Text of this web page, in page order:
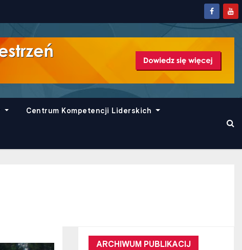
Centrum Kompetencji Liderskich
ARCHIWUM PUBLIKACIJ